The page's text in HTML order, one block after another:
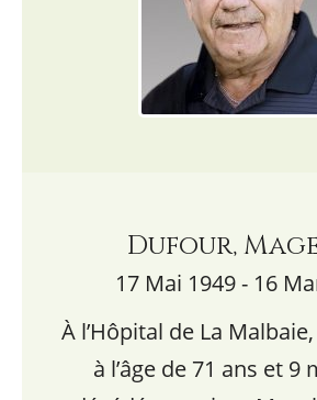
Dufour,
17 Mai 1949 - 16
À l’Hôpital de La
à l’âge de 71 ans et 9